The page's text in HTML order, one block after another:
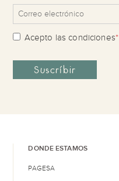
Acepto las condiciones*
DONDE ESTAMOS
PAGESA